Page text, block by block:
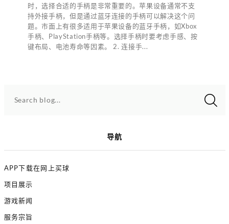
时，选择合适的手柄是非常重要的。苹果设备通常不支
持外接手柄，但是通过蓝牙连接的手柄可以解决这个问
题。市面上有很多适用于苹果设备的蓝牙手柄，如Xbox
手柄、PlayStation手柄等。选择手柄时要考虑手感、按
键布局、电池寿命等因素。 2. 连接手...
Search blog...
导航
APP下载在网上买球
项目展示
游戏新闻
服务宗旨